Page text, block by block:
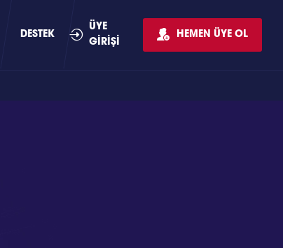
DESTEK
ÜYE
GİRİŞİ
HEMEN ÜYE OL